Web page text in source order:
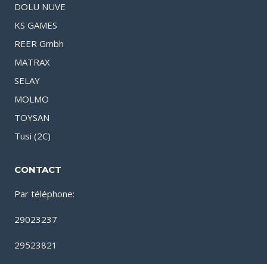
DOLU NUVE
KS GAMES
REER Gmbh
MATRAX
SELAY
MOLMO
TOYSAN
Tusi (2C)
CONTACT
Par téléphone:
29023237
29523821